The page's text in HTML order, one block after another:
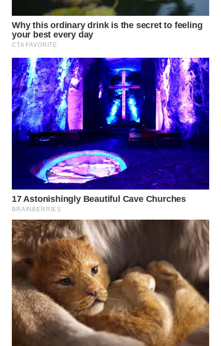
LESUNG
WN
KARO
WN
SIMALUNGUN
WN
LABUHANBATU
WN
TAPANULI
TENGAH
WN DELI
SERDANG
WN
TEBING
TINGGI
PAKPAK
WN
KARAWANG